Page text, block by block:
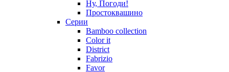
Ну, Погоди!
Простоквашино
Серии
Bamboo collection
Color it
District
Fabrizio
Favor